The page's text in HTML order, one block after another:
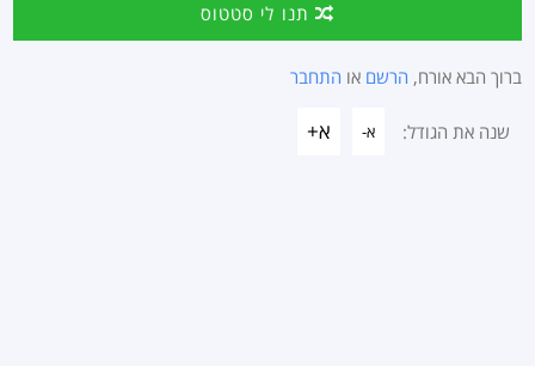
תנו לי סטטוס
ברוך הבא אורח, הרשם או התחבר
שנה את הגודל: א- א+